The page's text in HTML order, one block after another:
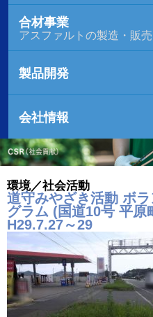
合材事業
アスファルトの製造・販売
製品開発
会社情報
環境／社会活動
道守みやざき活動 ボ
グラム (国道10号 平
H29.7.27～29